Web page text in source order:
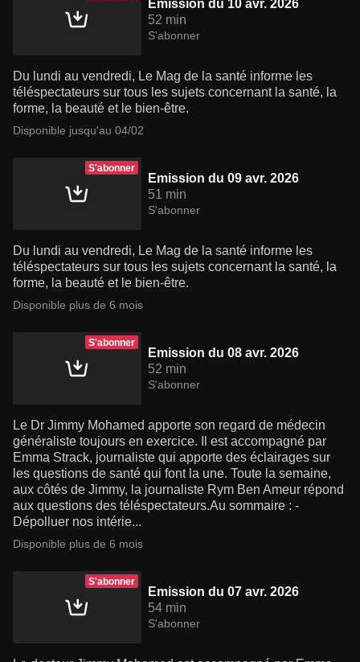
Emission du 10 avr. 2026
52 min
S'abonner
Du lundi au vendredi, Le Mag de la santé informe les
téléspectateurs sur tous les sujets concernant la santé, la
forme, la beauté et le bien-être.
Disponible jusqu'au 04/02
S'abonner
Emission du 09 avr. 2026
51 min
S'abonner
Du lundi au vendredi, Le Mag de la santé informe les
téléspectateurs sur tous les sujets concernant la santé, la
forme, la beauté et le bien-être.
Disponible plus de 6 mois
S'abonner
Emission du 08 avr. 2026
52 min
S'abonner
Le Dr Jimmy Mohamed apporte son regard de médecin
généraliste toujours en exercice. Il est accompagné par
Emma Strack, journaliste qui apporte des éclairages sur
les questions de santé qui font la une. Toute la semaine,
aux côtés de Jimmy, la journaliste Rym Ben Ameur répond
aux questions des téléspectateurs.Au sommaire : -
Dépolluer nos intérie...
Disponible plus de 6 mois
S'abonner
Emission du 07 avr. 2026
54 min
S'abonner